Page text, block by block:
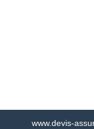
www.devis-